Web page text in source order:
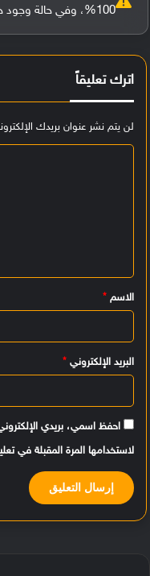
100%، وفي حالة وجود خطأ يُرجى
اترك تعليقاً
لن يتم نشر عنوان بريدك
ي
ق
الاسم *
البريد الإلكتروني *
احفظ اسمي، بريدي
لاستخدامها المرة المقبلة في